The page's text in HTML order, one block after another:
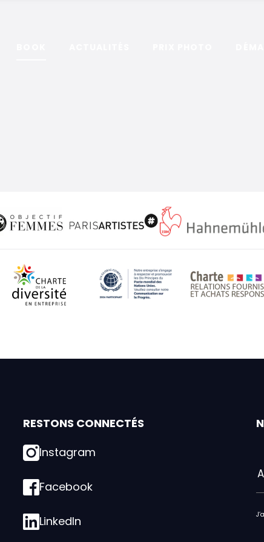
Objectif FemmesParisArtistes
vivant
Charte de la diversitéUN Global Compact
RESTONS CONNECTÉS
Instagram
Facebook
LinkedIn